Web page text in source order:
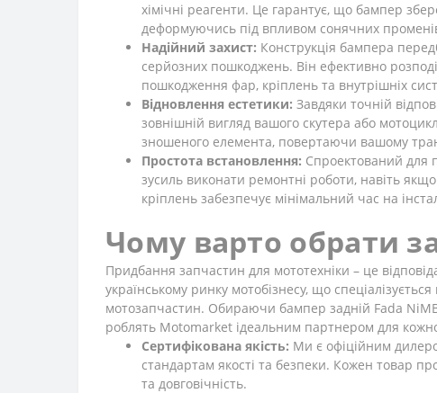
хімічні реагенти. Це гарантує, що бампер
деформуючись під впливом сонячних
Надійний захист: Конструкція бампера
серйозних пошкоджень. Він ефективно
пошкодження фар, кріплень та внутрішніх
Відновлення естетики: Завдяки точній
зовнішній вигляд вашого скутера або
зношеного елемента, повертаючи вашому
Простота встановлення: Спроектований для
зусиль виконати ремонтні роботи, навіть
кріплень забезпечує мінімальний час на
Чому варто обрати
Придбання запчастин для мототехніки – це
українському ринку мотобізнесу, що
мотозапчастин. Обираючи бампер задній Fada
роблять Motomarket ідеальним партнером для
Сертифікована якість: Ми є офіційним
стандартам якості та безпеки. Кожен товар
та довговічність.